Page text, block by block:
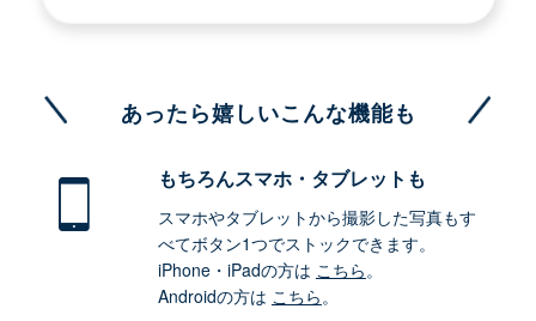
あったら嬉しいこんな機能も
もちろんスマホ・タブレットも
スマホやタブレットから撮影した写真もす
べてボタン1つでストックできます。
iPhone・iPadの方は こちら。
Androidの方は こちら。